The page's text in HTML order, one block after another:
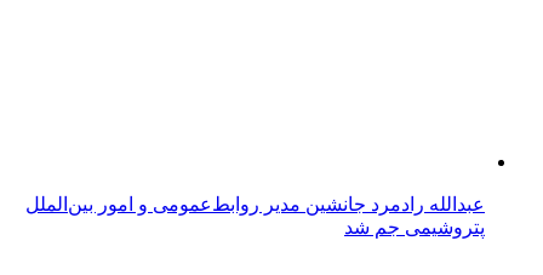
عبدالله رادمرد جانشین مدیر روابط‌عمومی و امور بین‌الملل
پتروشیمی جم شد